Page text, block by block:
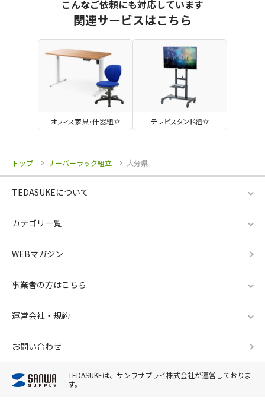
こんなご依頼にも対応しています
関連サービスはこちら
オフィス家具・什器組立 テレビスタンド組立
トップ サーバーラック組立 大分県
TEDASUKEについて
カテゴリ一覧
WEBマガジン
事業者の方はこちら
運営会社・規約
お問い合わせ
TEDASUKEは、サンワサプライ株式会社が運営しておりま
す。